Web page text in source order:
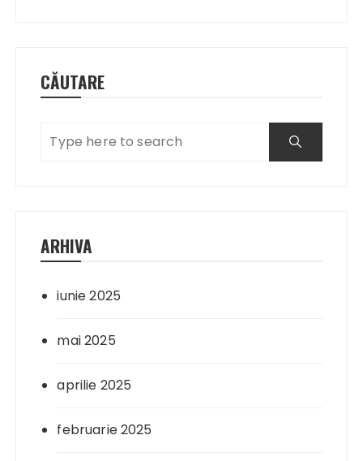
CĂUTARE
ARHIVA
iunie 2025
mai 2025
aprilie 2025
februarie 2025